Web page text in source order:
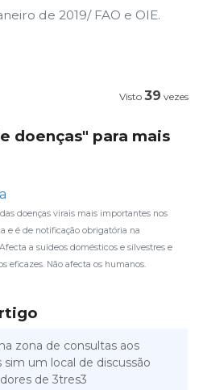
de 2019/ FAO e OIE.
Visto 39 vezes
doenças" para mais
doenças virais mais importantes nos
e é de notificação obrigatória na
a suídeos domésticos e silvestres e
eficazes. Não afecta os humanos.
zona de consultas aos
um local de discussão
de 3tres3